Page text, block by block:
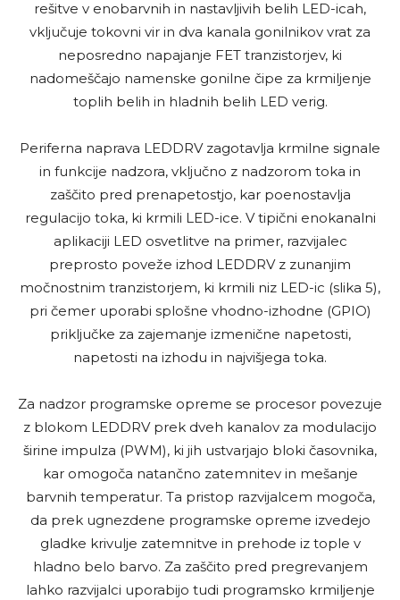
rešitve v enobarvnih in nastavljivih belih LED-icah,
vključuje tokovni vir in dva kanala gonilnikov vrat za
neposredno napajanje FET tranzistorjev, ki
nadomeščajo namenske gonilne čipe za krmiljenje
toplih belih in hladnih belih LED verig.
Periferna naprava LEDDRV zagotavlja krmilne signale
in funkcije nadzora, vključno z nadzorom toka in
zaščito pred prenapetostjo, kar poenostavlja
regulacijo toka, ki krmili LED-ice. V tipični enokanalni
aplikaciji LED osvetlitve na primer, razvijalec
preprosto poveže izhod LEDDRV z zunanjim
močnostnim tranzistorjem, ki krmili niz LED-ic (slika 5),
pri čemer uporabi splošne vhodno-izhodne (GPIO)
priključke za zajemanje izmenične napetosti,
napetosti na izhodu in najvišjega toka.
Za nadzor programske opreme se procesor povezuje
z blokom LEDDRV prek dveh kanalov za modulacijo
širine impulza (PWM), ki jih ustvarjajo bloki časovnika,
kar omogoča natančno zatemnitev in mešanje
barvnih temperatur. Ta pristop razvijalcem mogoča,
da prek ugnezdene programske opreme izvedejo
gladke krivulje zatemnitve in prehode iz tople v
hladno belo barvo. Za zaščito pred pregrevanjem
lahko razvijalci uporabijo tudi programsko krmiljenje